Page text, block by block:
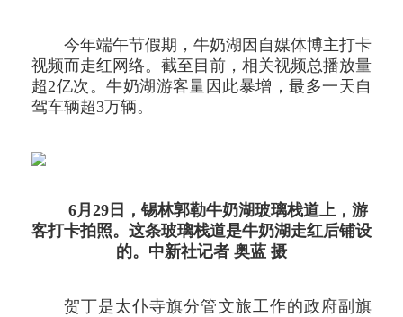
今年端午节假期，牛奶湖因自媒体博主打卡
视频而走红网络。截至目前，相关视频总播放量
超2亿次。牛奶湖游客量因此暴增，最多一天自
驾车辆超3万辆。
6月29日，锡林郭勒牛奶湖玻璃栈道上，游
客打卡拍照。这条玻璃栈道是牛奶湖走红后铺设
的。中新社记者 奥蓝 摄
贺丁是太仆寺旗分管文旅工作的政府副旗